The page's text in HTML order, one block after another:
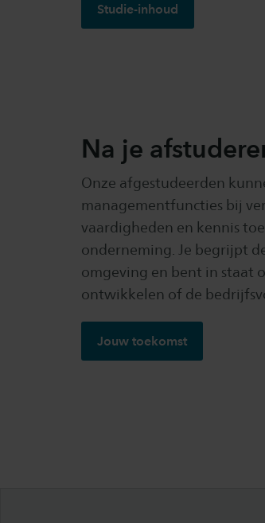
Studie-inhoud
Na je
Onze afgestudeerden
managementfuncties bij
vaardigheden en kennis
onderneming. Je begrijpt
omgeving en bent in staat
ontwikkelen of de
Jouw toekomst